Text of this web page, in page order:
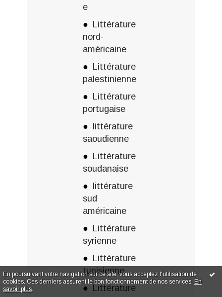
En poursuivant votre navigation sur ce site, vous acceptez l'utilisation de
cookies. Ces derniers assurent le bon fonctionnement de nos services. En
savoir plus.
e
Littérature
nord-
américaine
Littérature
palestinienne
Littérature
portugaise
littérature
saoudienne
Littérature
soudanaise
littérature
sud
américaine
Littérature
syrienne
Littérature
tunisienne
Littérature